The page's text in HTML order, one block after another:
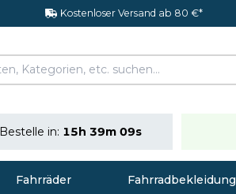
Kostenloser Versand ab 80 €*
Bestelle in: 15h 39m 08s
Fahrräder Fahrradbekleidung